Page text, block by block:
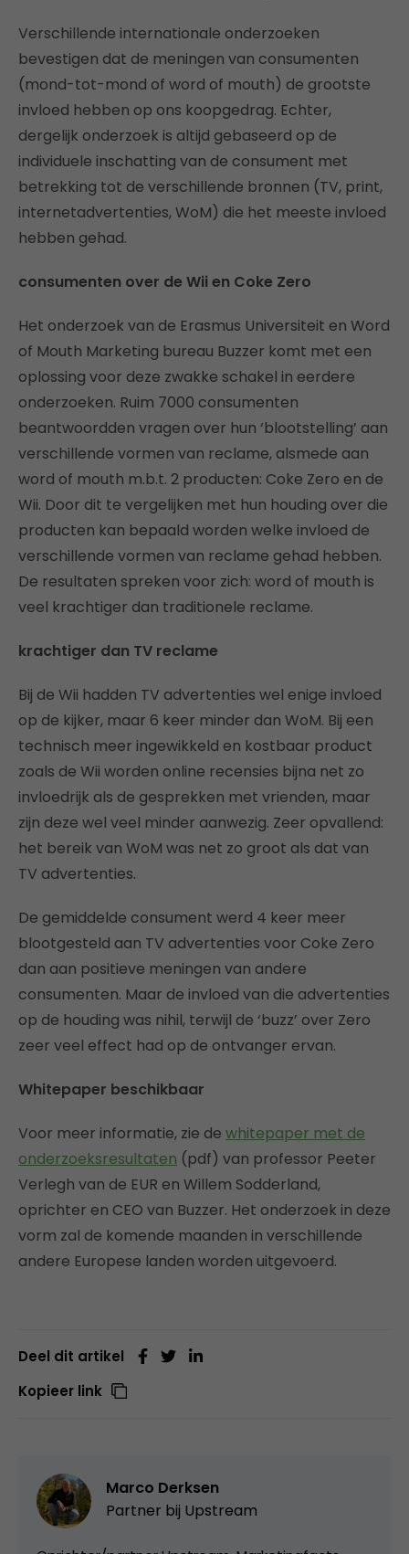
Verschillende internationale onderzoeken
bevestigen dat de meningen van consumenten
(mond-tot-mond of word of mouth) de grootste
invloed hebben op ons koopgedrag. Echter,
dergelijk onderzoek is altijd gebaseerd op de
individuele inschatting van de consument met
betrekking tot de verschillende bronnen (TV, print,
internetadvertenties, WoM) die het meeste invloed
hebben gehad.
consumenten over de Wii en Coke Zero
Het onderzoek van de Erasmus Universiteit en Word
of Mouth Marketing bureau Buzzer komt met een
oplossing voor deze zwakke schakel in eerdere
onderzoeken. Ruim 7000 consumenten
beantwoordden vragen over hun ‘blootstelling’ aan
verschillende vormen van reclame, alsmede aan
word of mouth m.b.t. 2 producten: Coke Zero en de
Wii. Door dit te vergelijken met hun houding over die
producten kan bepaald worden welke invloed de
verschillende vormen van reclame gehad hebben.
De resultaten spreken voor zich: word of mouth is
veel krachtiger dan traditionele reclame.
krachtiger dan TV reclame
Bij de Wii hadden TV advertenties wel enige invloed
op de kijker, maar 6 keer minder dan WoM. Bij een
technisch meer ingewikkeld en kostbaar product
zoals de Wii worden online recensies bijna net zo
invloedrijk als de gesprekken met vrienden, maar
zijn deze wel veel minder aanwezig. Zeer opvallend:
het bereik van WoM was net zo groot als dat van
TV advertenties.
De gemiddelde consument werd 4 keer meer
blootgesteld aan TV advertenties voor Coke Zero
dan aan positieve meningen van andere
consumenten. Maar de invloed van die advertenties
op de houding was nihil, terwijl de ‘buzz’ over Zero
zeer veel effect had op de ontvanger ervan.
Whitepaper beschikbaar
Voor meer informatie, zie de whitepaper met de
onderzoeksresultaten (pdf) van professor Peeter
Verlegh van de EUR en Willem Sodderland,
oprichter en CEO van Buzzer. Het onderzoek in deze
vorm zal de komende maanden in verschillende
andere Europese landen worden uitgevoerd.
Deel dit artikel
Kopieer link
Marco Derksen
Partner bij Upstream